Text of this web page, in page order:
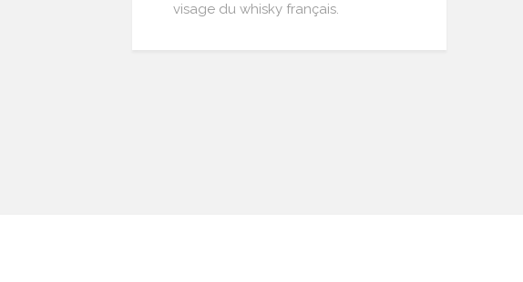
visage du whisky français.